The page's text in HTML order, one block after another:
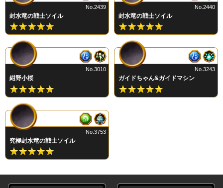
封水竜の戦士ソイル
No.2439
封水竜の戦士ソイル
No.2440
紺野小桜
No.3010
ガイドちゃん&ガイドマシン
No.3243
究極封水竜の戦士ソイル
No.3753